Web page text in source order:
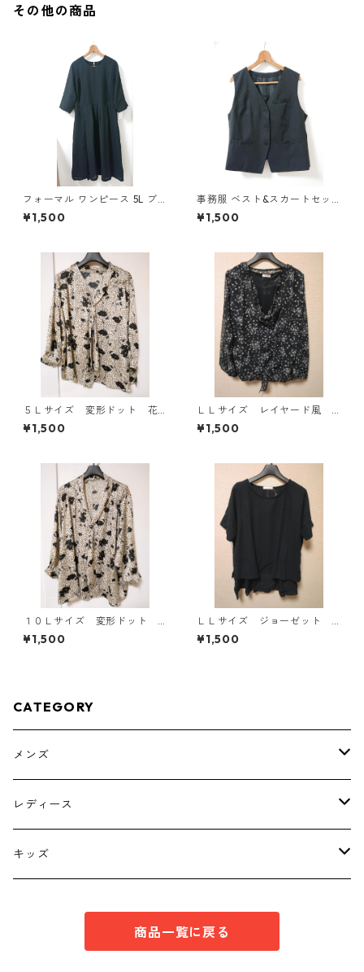
その他の商品
フォーマル ワンピース 5L ブ
ラック ◆KIY-1300◆
¥1,500
事務服 ベスト&スカートセッ
ト 3L ブラック ◆KIY-1299◆
¥1,500
５Ｌサイズ 変形ドット 花
柄 ボウタイブラウス オフ
ホワイト KAE-4763
¥1,500
ＬＬサイズ レイヤード風
シフォンブラウス ブラッ
ク KAE-4786
¥1,500
１０Ｌサイズ 変形ドット
花柄 ボウタイブラウス オ
フホワイト KAE-4777
¥1,500
ＬＬサイズ ジョーゼット
レイヤード風プルオーバー
ブラック KAE-4785
¥1,500
CATEGORY
メンズ
トップス
ボトムス
レディース
トップス
キッズ
商品一覧に戻る